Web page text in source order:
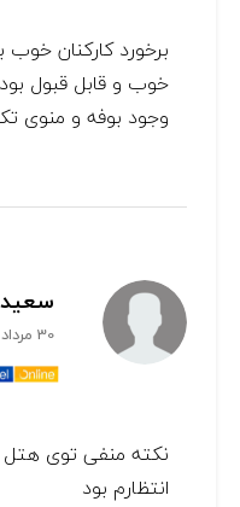
برخورد کارکنان خوب
خوب و قابل قبول
وجود بوفه و منوی
30 مرداد 1396
نکته منفی توی
انتظارم بود